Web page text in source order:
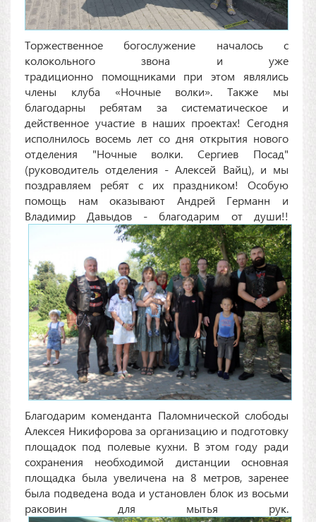
Торжественное богослужение началось с
колокольного звона и уже
традиционно помощниками при этом являлись
члены клуба «Ночные волки». Также мы
благодарны ребятам за систематическое и
действенное участие в наших проектах! Сегодня
исполнилось восемь лет со дня открытия нового
отделения "Ночные волки. Сергиев Посад"
(руководитель отделения - Алексей Вайц), и мы
поздравляем ребят с их праздником! Особую
помощь нам оказывают Андрей Германн и
Владимир Давыдов - благодарим от души!!
Благодарим коменданта Паломнической слободы
Алексея Никифорова за организацию и подготовку
площадок под полевые кухни. В этом году ради
сохранения необходимой дистанции основная
площадка была увеличена на 8 метров, заренее
была подведена вода и установлен блок из восьми
раковин для мытья рук.